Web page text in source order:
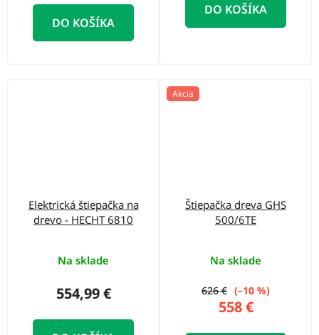
DO KOŠÍKA
DO KOŠÍKA
Elektrická štiepačka na
drevo - HECHT 6810
Na sklade
554,99 €
Akcia
Štiepačka dreva GHS
500/6TE
Na sklade
558 €
626 € (–10 %)